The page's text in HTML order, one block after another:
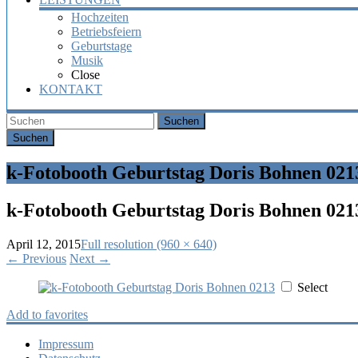
Hochzeiten
Betriebsfeiern
Geburtstage
Musik
Close
KONTAKT
Suchen
k-Fotobooth Geburtstag Doris Bohnen
k-Fotobooth Geburtstag Doris Bohnen
April 12, 2015Full resolution (960 × 640)
← Previous Next →
Select
Add to favorites
Impressum